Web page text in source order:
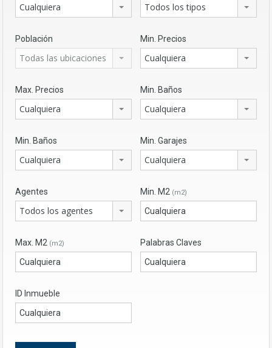
Cualquiera Todos los tipos
Población
Todas las ubicaciones
Min. Precios
Cualquiera
Max. Precios
Cualquiera
Min. Baños
Cualquiera
Min. Baños
Cualquiera
Min. Garajes
Cualquiera
Agentes
Todos los agentes
Min. M2 (m2)
Max. M2 (m2) Palabras Claves
ID Inmueble